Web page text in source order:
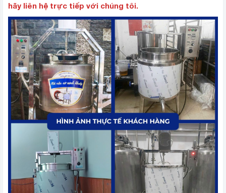
hãy liên hệ trực tiếp với chúng tôi.